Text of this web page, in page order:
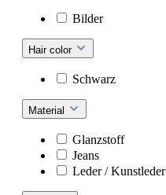
Bilder
Hair color
Schwarz
Material
Glanzstoff
Jeans
Leder / Kunstleder